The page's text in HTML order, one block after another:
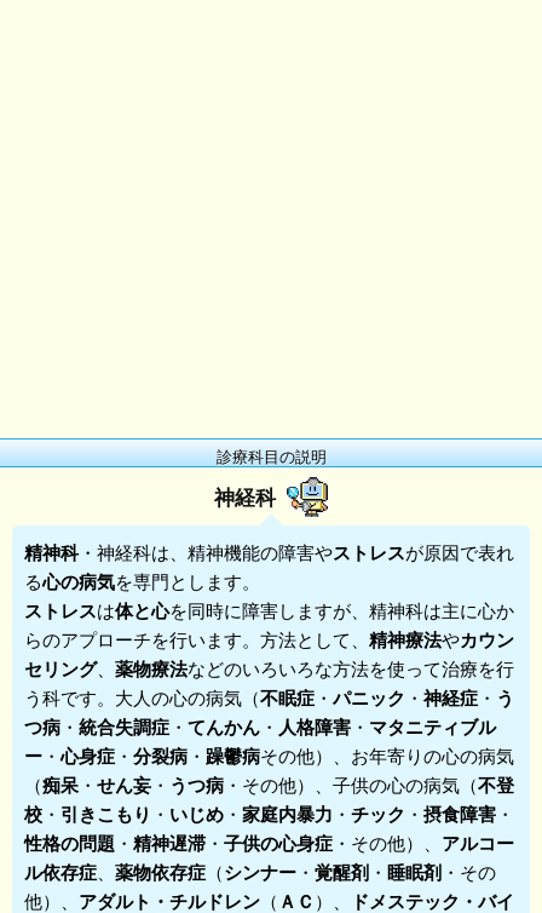
診療科目の説明
神経科
精神科・ 神経科は、精神機能の障害やストレスが原因で表れ
る心の病気を専門とします。
ストレスは体と心を同時に障害しますが、精神科は主に心か
らのアプローチを行います。方法として、 精神療法やカウン
セリング、 薬物療法などのいろいろな方法を使って治療を行
う科です。大人の心の病気（不眠症 ・パニック ・ 神経症 ・ う
つ病 ・ 統合失調症 ・ てんかん ・ 人格障害 ・ マタニティブル
ー ・心身症 ・ 分裂病 ・ 躁鬱病その他）、お年寄りの心の病気
（痴呆 ・ せん妄 ・ うつ病 ・その他）、子供の心の病気（不登
校 ・ 引きこもり ・ いじめ ・ 家庭内暴力 ・ チック ・ 摂食障害 ・
性格の問題 ・ 精神遅滞 ・ 子供の心身症 ・その他）、 アルコー
ル依存症
薬物依存症 （シンナー ・ 覚醒剤 ・ 睡眠剤 ・その
他）、 アダルト・チルドレン （ ＡＣ ）、
ドメステック・バイ